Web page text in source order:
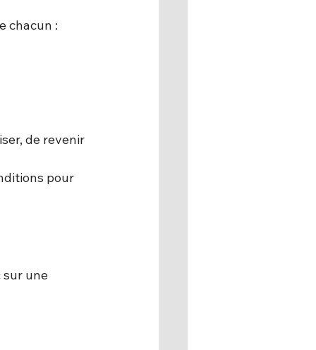
chacun :
de revenir
pour
sur une